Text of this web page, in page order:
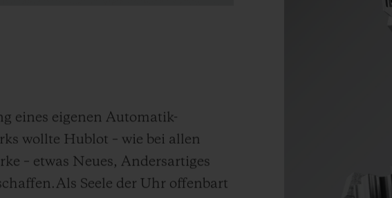
eines eigenen Automatik-
wollte Hublot – wie bei allen
– etwas Neues, Andersartiges
Als Seele der Uhr offenbart